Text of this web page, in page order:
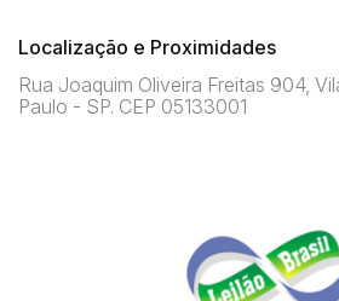
Localização e Proximidades
Rua Joaquim Oliveira Freitas 904,
Paulo - SP. CEP 05133001